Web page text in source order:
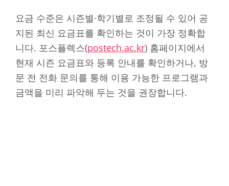
요금 수준은 시즌별·학기별로 조정될 수 있어 공
지된 최신 요금표를 확인하는 것이 가장 정확합
니다. 포스플렉스(postech.ac.kr) 홈페이지에서
현재 시즌 요금표와 등록 안내를 확인하거나, 방
문 전 전화 문의를 통해 이용 가능한 프로그램과
금액을 미리 파악해 두는 것을 권장합니다.